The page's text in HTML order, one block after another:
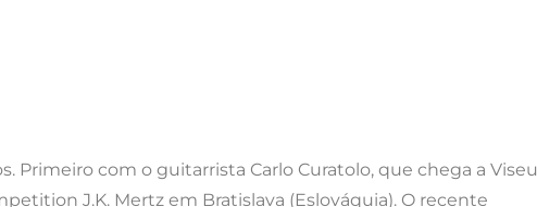
Primeiro com o guitarrista Carlo Curatolo, que chega a Viseu
J.K. Mertz em Bratislava (Eslováquia). O recente